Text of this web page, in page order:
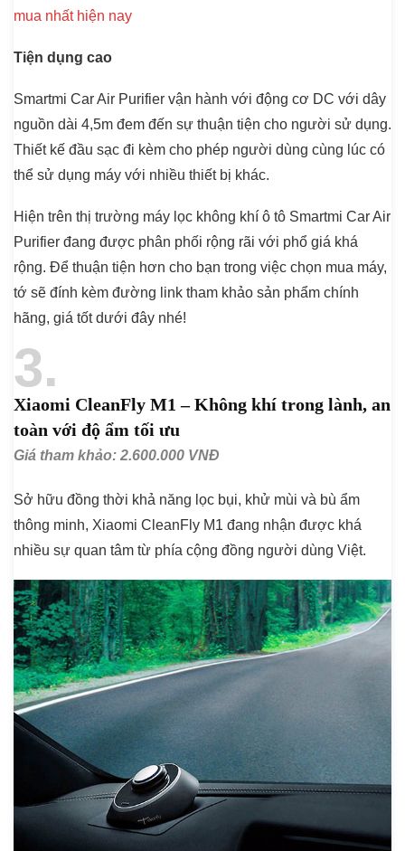
mua nhất hiện nay
Tiện dụng cao
Smartmi Car Air Purifier vận hành với động cơ DC với dây
nguồn dài 4,5m đem đến sự thuận tiện cho người sử dụng.
Thiết kế đầu sạc đi kèm cho phép người dùng cùng lúc có
thể sử dụng máy với nhiều thiết bị khác.
Hiện trên thị trường máy lọc không khí ô tô Smartmi Car Air
Purifier đang được phân phối rộng rãi với phổ giá khá
rộng. Để thuận tiện hơn cho bạn trong việc chọn mua máy,
tớ sẽ đính kèm đường link tham khảo sản phẩm chính
hãng, giá tốt dưới đây nhé!
3
Xiaomi CleanFly M1 – Không khí trong lành, an
toàn với độ ẩm tối ưu
Giá tham khảo: 2.600.000 VNĐ
Sở hữu đồng thời khả năng lọc bụi, khử mùi và bù ẩm
thông minh, Xiaomi CleanFly M1 đang nhận được khá
nhiều sự quan tâm từ phía cộng đồng người dùng Việt.